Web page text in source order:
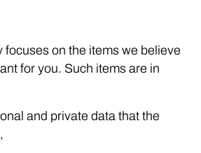
focuses on the items we believe
for you. Such items are in
and private data that the